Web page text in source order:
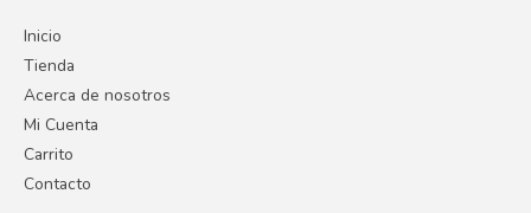
Inicio
Tienda
Acerca de nosotros
Mi Cuenta
Carrito
Contacto